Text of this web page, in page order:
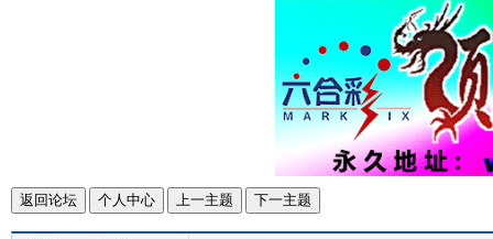
返回论坛 个人中心 上一主题 下一主题